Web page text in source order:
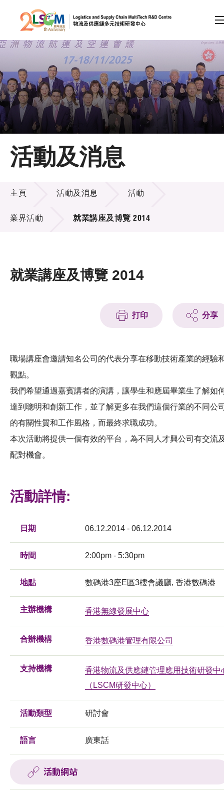
跳到內容（按回車鍵）
會員登入
A A EN 繁 简
主頁
關於LSCM
技術商品化
項目及資助計劃
活動及消息
科技分享
會籍
活動及消息
活動及消息
主頁 活動及消息 活動
業界活動 就業講座及博覽 2014
就業講座及博覽 2014
打印 分享
職場講座會邀請知名公司的代表分享在移動技術產業的經驗
觀點。
我們希望通過嘉賓講者的演講，讓學生和應屆畢業生了解如
達到聰明和創新工作，並了解更多在我們這個行業的不同公
的有關性質和工作風格，而最終求職成功。
本次活動將提供一個有效的平台，為不同人才興公司有交流
配對機會。
活動詳情:
日期 06.12.2014 - 06.12.2014
時間 2:00pm - 5:30pm
地點 數碼港3座E區3樓會議廳, 香港數碼港
主辦機構 香港無線發展中心
合辦機構 香港數碼港管理有限公司
支持機構
香港物流及供應鏈管理應用技術研發中
（LSCM研發中心）
活動類型 研討會
語言 廣東話
活動網站